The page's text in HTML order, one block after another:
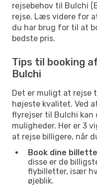
rejsebehov til Bulchi
rejse. Læs videre for
du har brug for til at
bedste pris.
Tips til booking
Bulchi
Det er muligt at rejse
højeste kvalitet. Ved
flyrejser til Bulchi kan
muligheder. Her er 3
at rejse billigere, når
Book dine
disse er de
flybilletter, især
øjeblik.